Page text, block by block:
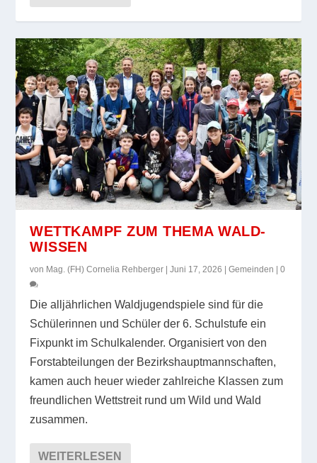
WETTKAMPF ZUM THEMA WALD-
WISSEN
von Mag. (FH) Cornelia Rehberger |Juni 17, 2026 |Gemeinden |0
Die alljährlichen Waldjugendspiele sind für die
Schülerinnen und Schüler der 6. Schulstufe ein
Fixpunkt im Schulkalender. Organisiert von den
Forstabteilungen der Bezirkshauptmannschaften,
kamen auch heuer wieder zahlreiche Klassen zum
freundlichen Wettstreit rund um Wild und Wald
zusammen.
WEITERLESEN